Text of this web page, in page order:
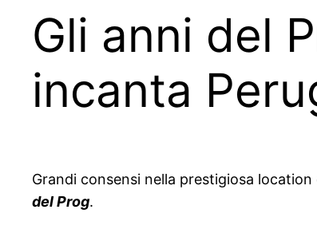
Gli anni del
incanta
Grandi consensi nella prestigiosa
del Prog.